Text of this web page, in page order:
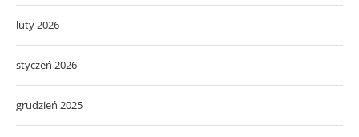
luty 2026
styczeń 2026
grudzień 2025